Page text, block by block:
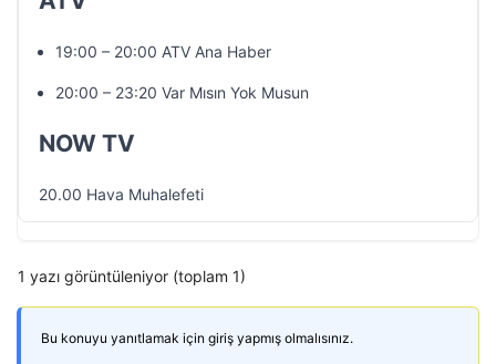
19:00 – 20:00 ATV Ana Haber
20:00 – 23:20 Var Mısın Yok Musun
NOW TV
20.00 Hava Muhalefeti
1 yazı görüntüleniyor (toplam 1)
Bu konuyu yanıtlamak için giriş yapmış olmalısınız.